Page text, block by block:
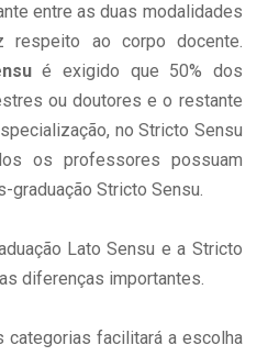
entre as duas modalidades
respeito ao corpo docente.
é exigido que 50% dos
ou doutores e o restante
no Stricto Sensu
os professores possuam
graduação Stricto Sensu.
Lato Sensu e a Stricto
diferenças importantes.
categorias facilitará a escolha